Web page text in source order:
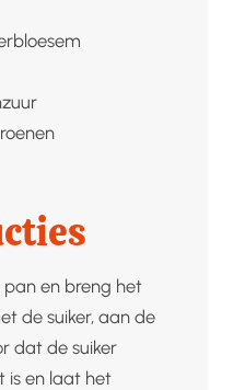
en breng het
de suiker, aan de
dat de suiker
is en laat het